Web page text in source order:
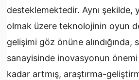
desteklemektedir. Aynı şekilde,
olmak üzere teknolojinin oyun
gelişimi göz önüne alındığında,
sanayisinde inovasyonun önemi
kadar artmış, araştırma-